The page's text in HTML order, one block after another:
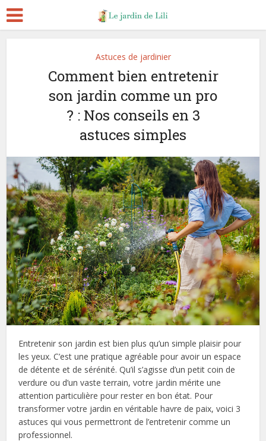
Astuces de jardinier
Comment bien entretenir
son jardin comme un pro
? : Nos conseils en 3
astuces simples
Entretenir son jardin est bien plus qu’un simple plaisir pour
les yeux. C’est une pratique agréable pour avoir un espace
de détente et de sérénité. Qu’il s’agisse d’un petit coin de
verdure ou d’un vaste terrain, votre jardin mérite une
attention particulière pour rester en bon état. Pour
transformer votre jardin en véritable havre de paix, voici 3
astuces qui vous permettront de l’entretenir comme un
professionnel.